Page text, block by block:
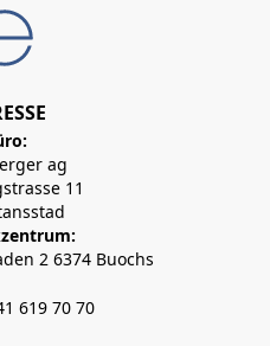
ag
11
2 6374 Buochs
619 70 70